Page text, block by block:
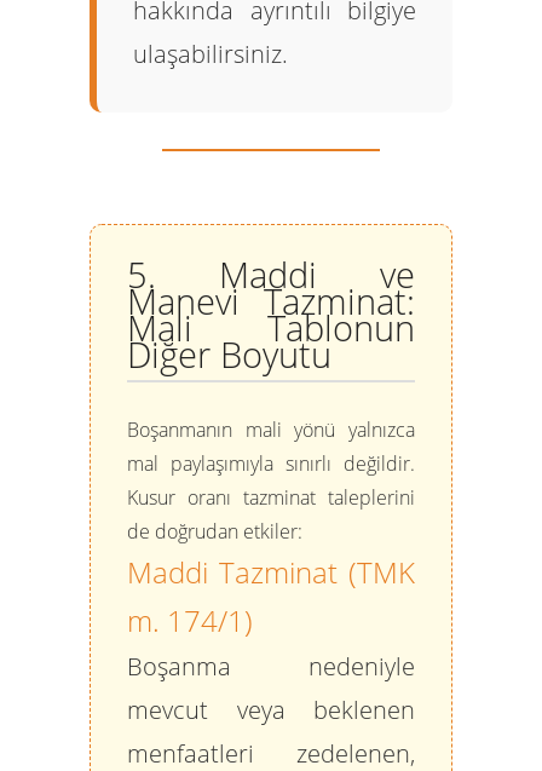
hakkında ayrıntılı bilgiye
ulaşabilirsiniz.
5. Maddi ve
Manevi Tazminat:
Mali Tablonun
Diğer Boyutu
Boşanmanın mali yönü yalnızca
mal paylaşımıyla sınırlı değildir.
Kusur oranı tazminat taleplerini
de doğrudan etkiler:
Maddi Tazminat (TMK
m. 174/1)
Boşanma nedeniyle
mevcut veya beklenen
menfaatleri zedelenen,